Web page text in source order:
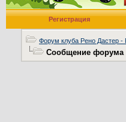
Регистрация
Форум клуба Рено Дастер -
Сообщение форума